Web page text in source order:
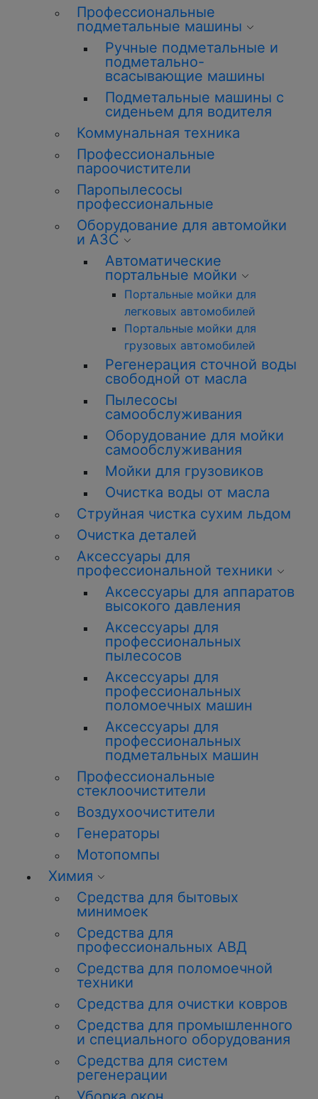
Профессиональные
подметальные машины
Ручные подметальные и
подметально-
всасывающие машины
Подметальные машины с
сиденьем для водителя
Коммунальная техника
Профессиональные
пароочистители
Паропылесосы
профессиональные
Оборудование для автомойки
и АЗС
Автоматические
портальные мойки
Портальные мойки для
легковых автомобилей
Портальные мойки для
грузовых автомобилей
Регенерация сточной воды
свободной от масла
Пылесосы
самообслуживания
Оборудование для мойки
самообслуживания
Мойки для грузовиков
Очистка воды от масла
Струйная чистка сухим льдом
Очистка деталей
Аксессуары для
профессиональной техники
Аксессуары для аппаратов
высокого давления
Аксессуары для
профессиональных
пылесосов
Аксессуары для
профессиональных
поломоечных машин
Аксессуары для
профессиональных
подметальных машин
Профессиональные
стеклоочистители
Воздухоочистители
Генераторы
Мотопомпы
Химия
Средства для бытовых
минимоек
Средства для
профессиональных АВД
Средства для поломоечной
техники
Средства для очистки ковров
Средства для промышленного
и специального оборудования
Средства для систем
регенерации